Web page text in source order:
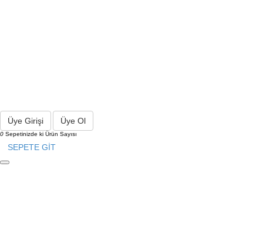
Üye Girişi Üye Ol
0 Sepetinizde ki Ürün Sayısı
SEPETE GİT